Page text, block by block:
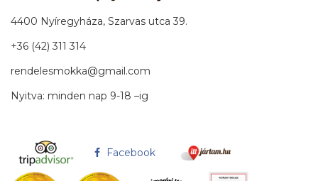
4400 Nyíregyháza, Szarvas utca 39.
+36 (42) 311 314
rendelesmokka@gmail.com
Nyitva: minden nap 9-18 –ig
Facebook